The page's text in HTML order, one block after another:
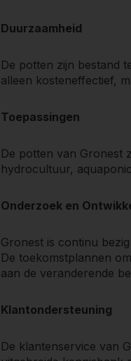
Duurzaamheid
De potten zijn bestand
alleen kosteneffectief,
Toepassingen
De potten van Gronest
hydrocultuur,
Onderzoek en
Gronest is continu
De toekomstplannen
aan de veranderende
Klantondersteuning
De klantenservice van